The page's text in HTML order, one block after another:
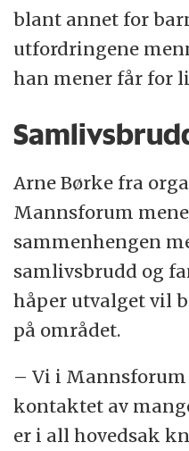
blant annet for
utfordringene
han mener får for
Arne Børke fra
Mannsforum
sammenhengen
samlivsbrudd og
håper utvalget vil
på området.
– Vi i Mannsforum
kontaktet av
er i all hovedsak